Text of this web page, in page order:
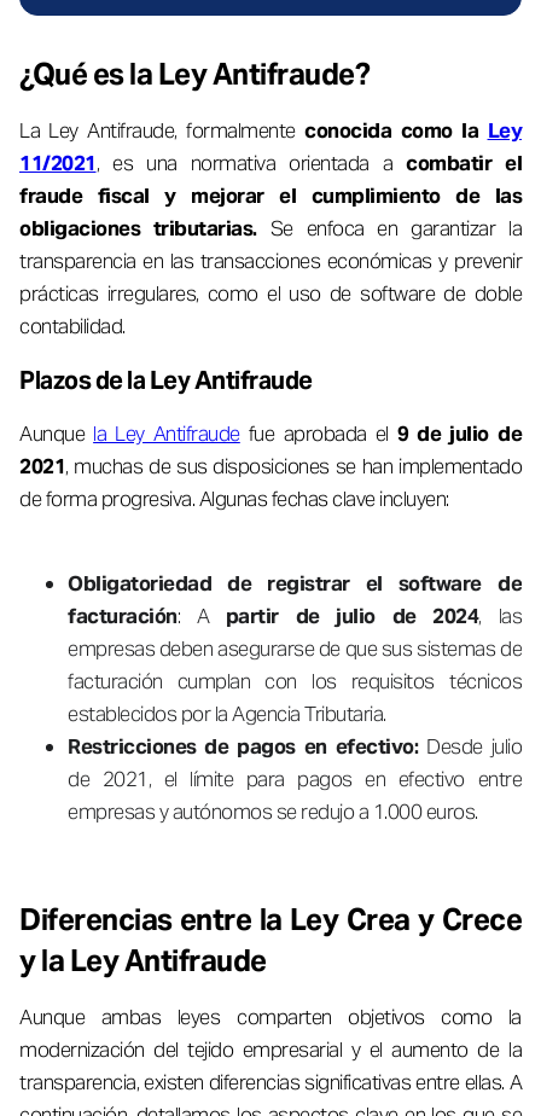
¿Qué es la Ley Antifraude?
La Ley Antifraude, formalmenteconocida como la Ley
11/2021, es una normativa orientada a combatir el
fraude fiscal y mejorar el cumplimiento de las
obligaciones tributarias.Se enfoca en garantizar la
transparencia en las transacciones económicas y prevenir
prácticas irregulares, como el uso de software de doble
contabilidad.
Plazos de la Ley Antifraude
Aunque la Ley Antifraudefue aprobada el 9 de julio de
2021, muchas de sus disposiciones se han implementado
de forma progresiva. Algunas fechas clave incluyen:
Obligatoriedad de registrar el software de
facturación: A partir de julio de 2024, las
empresas deben asegurarse de que sus sistemas de
facturación cumplan con los requisitos técnicos
establecidos por la Agencia Tributaria.
Restricciones de pagos en efectivo:Desde julio
de 2021, el límite para pagos en efectivo entre
empresas y autónomos se redujo a 1.000 euros.
Diferencias entre la Ley Crea y Crece
y la Ley Antifraude
Aunque ambas leyes comparten objetivos como la
modernización del tejido empresarial y el aumento de la
transparencia, existen diferencias significativas entre ellas. A